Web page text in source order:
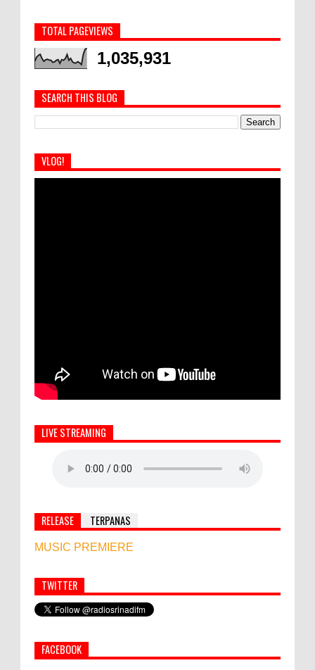
TOTAL PAGEVIEWS
1,035,931
SEARCH THIS BLOG
VLOG!
LIVE STREAMING
RELEASE TERPANAS
MUSIC PREMIERE
Simbol Persahabatan, RI Bangun Islamic Centre di
Afghanistan
PEMKAB KLUNGKUNG GELAR PASAR
TWITTER
FACEBOOK